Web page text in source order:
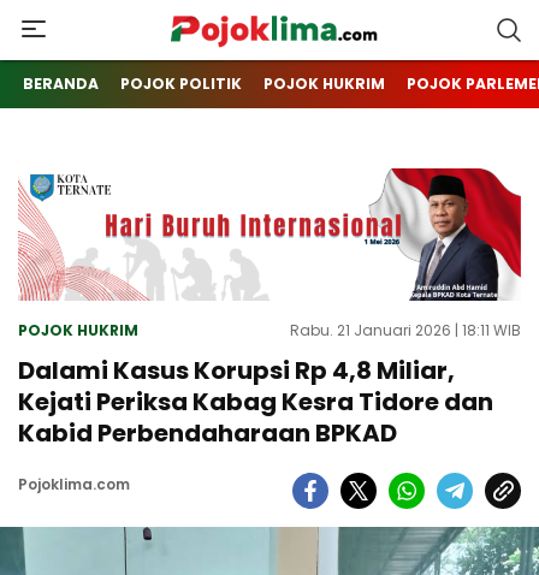
pojoklima.com
Mojokin
BERANDA POJOK POLITIK POJOK HUKRIM POJOK
POJOK HUKRIM Rabu. 21 Januari 2026 | 18:11 WIB
Dalami Kasus Korupsi Rp 4,8 Miliar,
Kejati Periksa Kabag Kesra Tidore dan
Kabid Perbendaharaan BPKAD
Pojoklima.com